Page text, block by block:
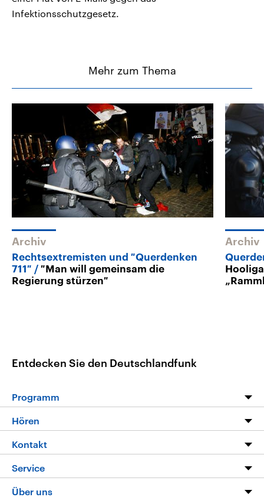
Infektionsschutzgesetz.
Mehr zum Thema
Archiv
Rechtsextremisten und ″Querdenken
711″
″Man will gemeinsam die
Regierung stürzen″
Archiv
Entdecken Sie den Deutschlandfunk
Programm
Programm
Die Nachrichten
Nachrichtenleicht
Neue Beiträge auf dlf.de
Hören
Livestream
Podcasts
Kontakt
Hörerservice
Service
FAQ
Über uns